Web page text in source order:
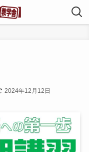
2024年12月12日